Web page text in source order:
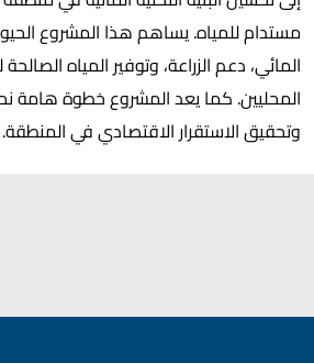
مستدام للمياه. يساهم هذا المشروع
المائي، دعم الزراعة، وتوفير المياه
المحليين. كما يعد المشروع خطوة هامة
وتحقيق الاستقرار الاقتصادي في المنطقة.